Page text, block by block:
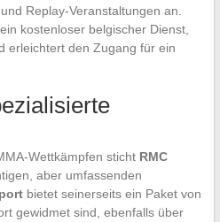
Replay-Veranstaltungen an.
, ein kostenloser belgischer Dienst,
erleichtert den Zugang für ein
Wettkämpfen sticht RMC
aber umfassenden
bietet seinerseits ein Paket von
gewidmet sind, ebenfalls über